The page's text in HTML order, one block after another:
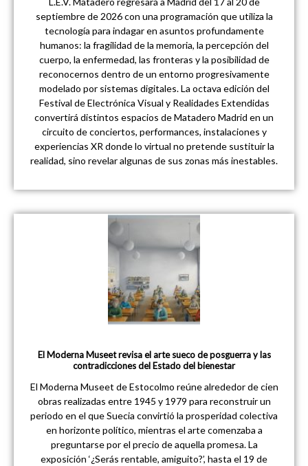
septiembre de 2026 con una programación que utiliza la
tecnología para indagar en asuntos profundamente
humanos: la fragilidad de la memoria, la percepción del
cuerpo, la enfermedad, las fronteras y la posibilidad de
reconocernos dentro de un entorno progresivamente
modelado por sistemas digitales. La octava edición del
Festival de Electrónica Visual y Realidades Extendidas
convertirá distintos espacios de Matadero Madrid en un
circuito de conciertos, performances, instalaciones y
experiencias XR donde lo virtual no pretende sustituir la
realidad, sino revelar algunas de sus zonas más inestables.
El Moderna Museet revisa el arte sueco de posguerra y las
contradicciones del Estado del bienestar
El Moderna Museet de Estocolmo reúne alrededor de cien
obras realizadas entre 1945 y 1979 para reconstruir un
periodo en el que Suecia convirtió la prosperidad colectiva
en horizonte político, mientras el arte comenzaba a
preguntarse por el precio de aquella promesa. La
exposición ‘¿Serás rentable, amiguito?’, hasta el 19 de